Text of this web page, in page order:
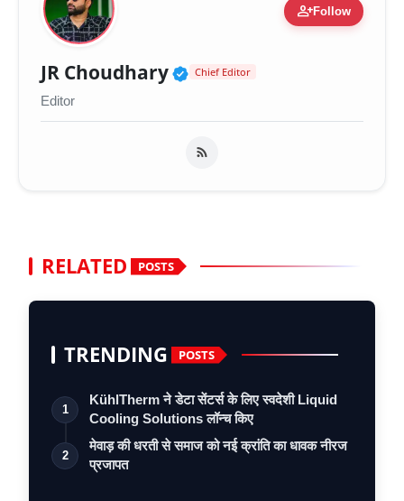
person_addFollow
JR Choudhary Verified Public Figure
Chief Editor
Editor
RELATED POSTS
TRENDING POSTS
1
KühlTherm ने डेटा सेंटर्स के लिए स्वदेशी Liquid
Cooling Solutions लॉन्च किए
2
मेवाड़ की धरती से समाज को नई क्रांति का धावक नीरज
प्रजापत